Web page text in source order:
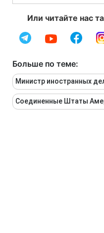
Или читайте нас
Больше по теме:
Министр иностранных
Соединенные Штаты